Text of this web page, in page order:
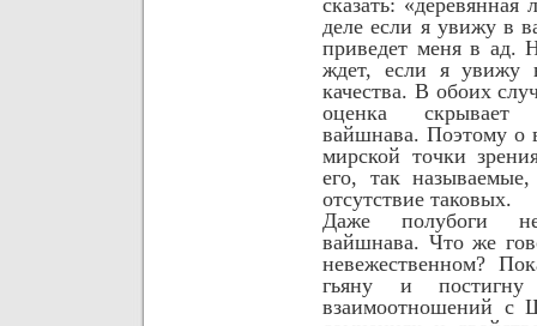
деле если я увижу в
приведет меня в ад.
ждет, если я увижу
качества. В обоих
оценка скрывает
вайшнава. Поэтому о
мирской точки
его, так
отсутствие таковых.
Даже полубоги
вайшнава. Что же
невежественном?
гьяну и постигну
взаимоотношений с